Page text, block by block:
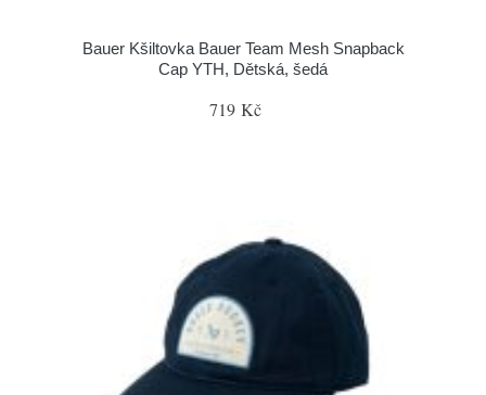
Bauer Kšiltovka Bauer Team Mesh Snapback
Cap YTH, Dětská, šedá
719 Kč